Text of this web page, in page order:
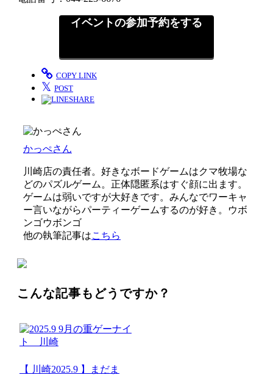
イベントの参加予約をする
COPY LINK
𝕏 POST
SHARE
かっぺさん
川崎店の責任者。好きなボードゲームはクマ牧場な
どのパズルゲーム。正体隠匿系はすぐ顔に出ます。
ゲームは弱いですが大好きです。みんなでワーキャ
ー言いながらパーティーゲームするのが好き。ウボ
ンゴウボンゴ
他の執筆記事はこちら
こんな記事もどうですか？
【 川崎2025.9 】まだま